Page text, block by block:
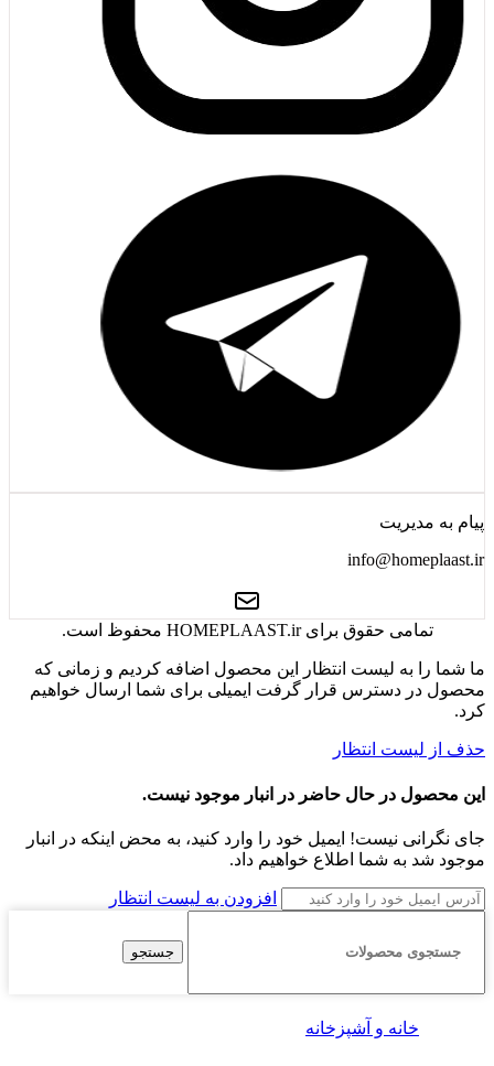
پیام به مدیریت
info@homeplaast.ir
تمامی حقوق برای HOMEPLAAST.ir محفوظ است.
ما شما را به لیست انتظار این محصول اضافه کردیم و زمانی که
محصول در دسترس قرار گرفت ایمیلی برای شما ارسال خواهیم
کرد.
حذف از لیست انتظار
این محصول در حال حاضر در انبار موجود نیست.
جای نگرانی نیست! ایمیل خود را وارد کنید، به محض اینکه در انبار
موجود شد به شما اطلاع خواهیم داد.
افزودن به لیست انتظار
جستجو
خانه و آشپزخانه